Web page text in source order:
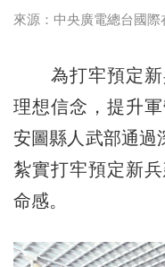
來源：中央廣電總台國際
為打牢預定新
理想信念，提升
安圖縣人武部通過
紮實打牢預定新
命感。